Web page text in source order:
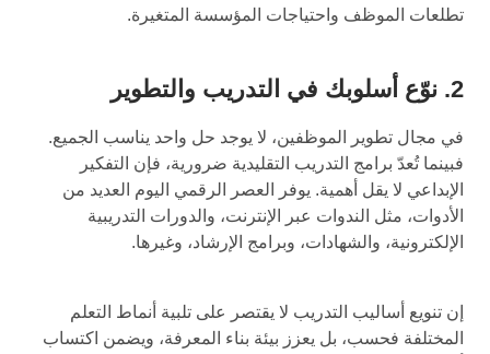
تطلعات الموظف واحتياجات المؤسسة المتغيرة.
2. نوّع أسلوبك في التدريب والتطوير
في مجال تطوير الموظفين، لا يوجد حل واحد يناسب الجميع.
فبينما تُعدّ برامج التدريب التقليدية ضرورية، فإن التفكير
الإبداعي لا يقل أهمية. يوفر العصر الرقمي اليوم العديد من
الأدوات، مثل الندوات عبر الإنترنت، والدورات التدريبية
الإلكترونية، والشهادات، وبرامج الإرشاد، وغيرها.
إن تنويع أساليب التدريب لا يقتصر على تلبية أنماط التعلم
المختلفة فحسب، بل يعزز بيئة بناء المعرفة، ويضمن اكتساب